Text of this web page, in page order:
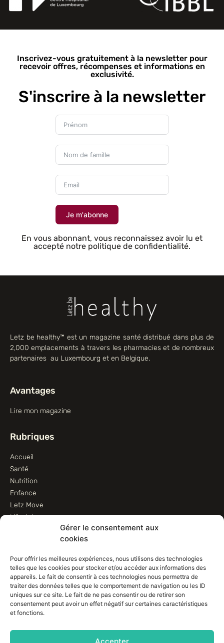
Gérer le consentement aux
cookies
Pour offrir les meilleures expériences, nous utilisons des technologies
telles que les cookies pour stocker et/ou accéder aux informations des
appareils. Le fait de consentir à ces technologies nous permettra de
traiter des données telles que le comportement de navigation ou les ID
uniques sur ce site. Le fait de ne pas consentir ou de retirer son
consentement peut avoir un effet négatif sur certaines caractéristiques
et fonctions.
Accepter
Inscrivez-vous gratuitement à la newsletter pour
recevoir offres, récompenses et informations en
exclusivité.
S'inscrire à la newsletter
Je m'abonne
En vous abonnant, vous reconnaissez avoir lu et
accepté notre politique de confidentialité.
Letz be healthy™ est un magazine santé distribué dans plus de
2,000 emplacements à travers les pharmacies et de nombreux
partenaires au Luxembourg et en Belgique.
Avantages
Lire mon magazine
Rubriques
Accueil
Santé
Nutrition
Enfance
Letz Move
Lifestyle
Informations
Contactez-nous
Conditions d’utilisation
Conditions de vente
Déclaration de confidentialité (UE)
Imprint